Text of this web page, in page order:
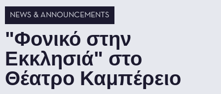
NEWS & ANNOUNCEMENTS
"Φονικό στην
Εκκλησιά" στο
Θέατρο Καμπέρειο